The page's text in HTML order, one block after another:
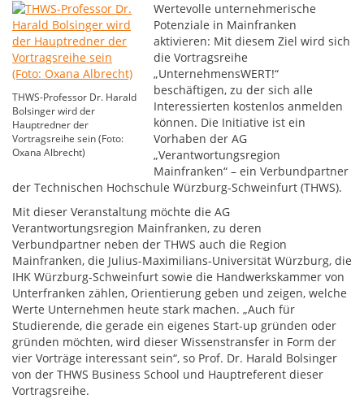
THWS-Professor Dr. Harald
Bolsinger wird der
Hauptredner der
Vortragsreihe sein (Foto:
Oxana Albrecht)
Wertevolle unternehmerische
Potenziale in Mainfranken
aktivieren: Mit diesem Ziel wird sich
die Vortragsreihe
„UnternehmensWERT!“
beschäftigen, zu der sich alle
Interessierten kostenlos anmelden
können. Die Initiative ist ein
Vorhaben der AG
„Verantwortungsregion
Mainfranken“ – ein Verbundpartner
der Technischen Hochschule Würzburg-Schweinfurt (THWS).
Mit dieser Veranstaltung möchte die AG
Verantwortungsregion Mainfranken, zu deren
Verbundpartner neben der THWS auch die Region
Mainfranken, die Julius-Maximilians-Universität Würzburg, die
IHK Würzburg-Schweinfurt sowie die Handwerkskammer von
Unterfranken zählen, Orientierung geben und zeigen, welche
Werte Unternehmen heute stark machen. „Auch für
Studierende, die gerade ein eigenes Start-up gründen oder
gründen möchten, wird dieser Wissenstransfer in Form der
vier Vorträge interessant sein“, so Prof. Dr. Harald Bolsinger
von der THWS Business School und Hauptreferent dieser
Vortragsreihe.